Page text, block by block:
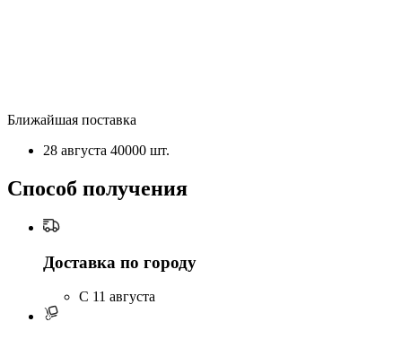
Ближайшая поставка
28 августа 40000 шт.
Способ получения
Доставка по городу
C 11 августа